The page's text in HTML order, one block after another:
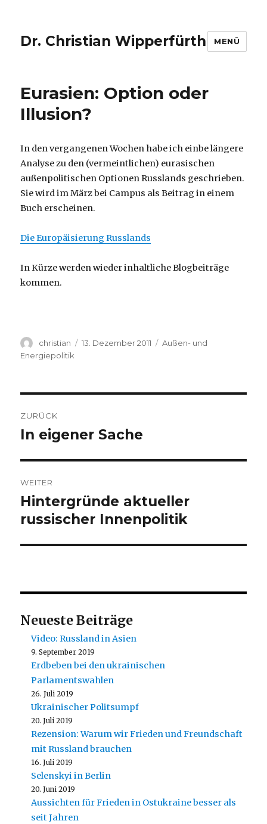
Dr. Christian Wipperfürth MENÜ
Eurasien: Option oder
Illusion?
In den vergangenen Wochen habe ich einbe längere
Analyse zu den (vermeintlichen) eurasischen
außenpolitischen Optionen Russlands geschrieben.
Sie wird im März bei Campus als Beitrag in einem
Buch erscheinen.
Die Europäisierung Russlands
In Kürze werden wieder inhaltliche Blogbeiträge
kommen.
Autor
christian
Veröffentlicht
13. Dezember 2011 Kategorien
Außen- und
Energiepolitik
ZURÜCK
Vorheriger
In eigener Sache
WEITER
Nächster
Beitrag:
Hintergründe aktueller
russischer Innenpolitik
Neueste Beiträge
Video: Russland in Asien
9. September 2019
Erdbeben bei den ukrainischen
Parlamentswahlen
26. Juli 2019
Ukrainischer Politsumpf
20. Juli 2019
Rezension: Warum wir Frieden und Freundschaft
mit Russland brauchen
16. Juli 2019
Selenskyi in Berlin
20. Juni 2019
Aussichten für Frieden in Ostukraine besser als
seit Jahren